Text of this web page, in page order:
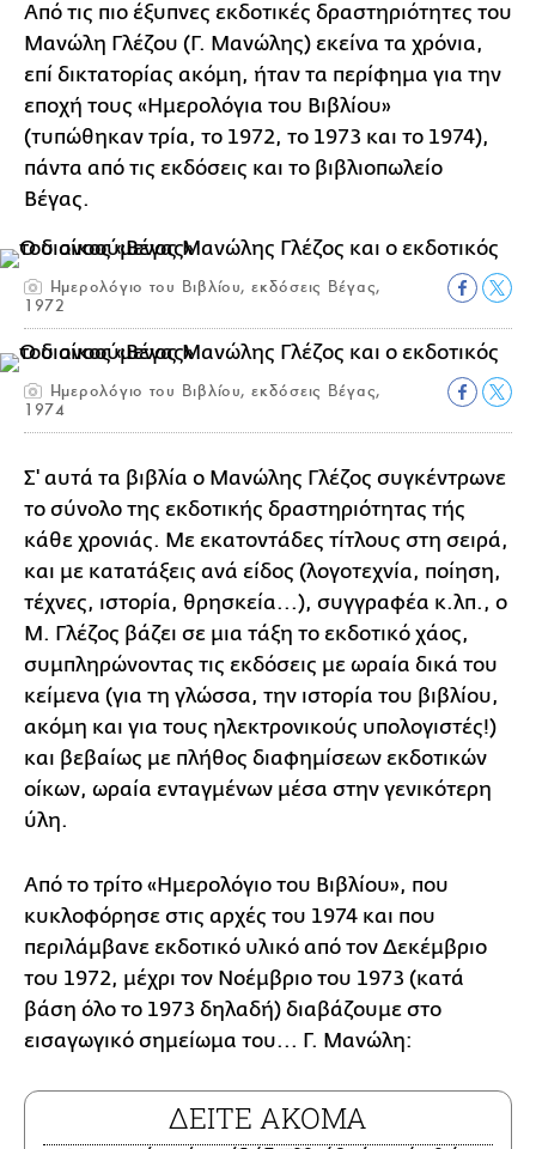
Από τις πιο έξυπνες εκδοτικές δραστηριότητες του
Μανώλη Γλέζου (Γ. Μανώλης) εκείνα τα χρόνια,
επί δικτατορίας ακόμη, ήταν τα περίφημα για την
εποχή τους «Ημερολόγια του Βιβλίου»
(τυπώθηκαν τρία, το 1972, το 1973 και το 1974),
πάντα από τις εκδόσεις και το βιβλιοπωλείο
Βέγας.
Ημερολόγιο του Βιβλίου, εκδόσεις Βέγας,
1972
Ημερολόγιο του Βιβλίου, εκδόσεις Βέγας,
1974
Σ' αυτά τα βιβλία ο Μανώλης Γλέζος συγκέντρωνε
το σύνολο της εκδοτικής δραστηριότητας τής
κάθε χρονιάς. Με εκατοντάδες τίτλους στη σειρά,
και με κατατάξεις ανά είδος (λογοτεχνία, ποίηση,
τέχνες, ιστορία, θρησκεία...), συγγραφέα κ.λπ., ο
Μ. Γλέζος βάζει σε μια τάξη το εκδοτικό χάος,
συμπληρώνοντας τις εκδόσεις με ωραία δικά του
κείμενα (για τη γλώσσα, την ιστορία του βιβλίου,
ακόμη και για τους ηλεκτρονικούς υπολογιστές!)
και βεβαίως με πλήθος διαφημίσεων εκδοτικών
οίκων, ωραία ενταγμένων μέσα στην γενικότερη
ύλη.
Από το τρίτο «Ημερολόγιο του Βιβλίου», που
κυκλοφόρησε στις αρχές του 1974 και που
περιλάμβανε εκδοτικό υλικό από τον Δεκέμβριο
του 1972, μέχρι τον Νοέμβριο του 1973 (κατά
βάση όλο το 1973 δηλαδή) διαβάζουμε στο
εισαγωγικό σημείωμα του... Γ. Μανώλη:
ΔΕΙΤΕ ΑΚΟΜΑ